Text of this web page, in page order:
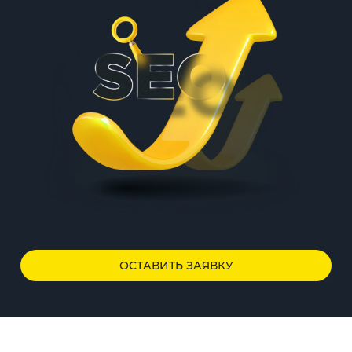
ОСТАВИТЬ ЗАЯВКУ